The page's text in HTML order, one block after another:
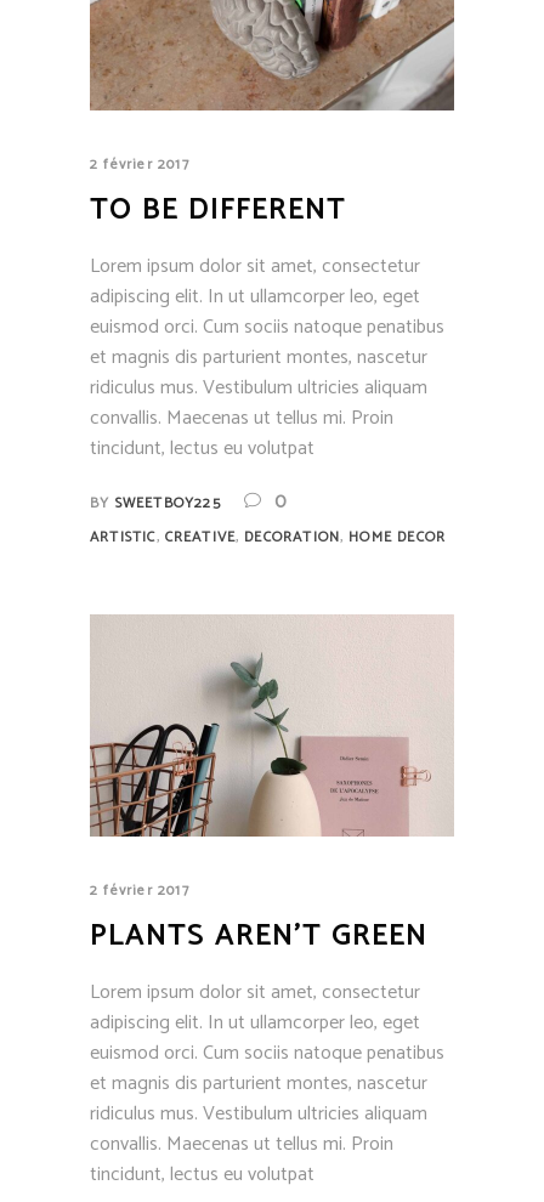
2 février 2017
TO BE DIFFERENT
Lorem ipsum dolor sit amet, consectetur
adipiscing elit. In ut ullamcorper leo, eget
euismod orci. Cum sociis natoque penatibus
et magnis dis parturient montes, nascetur
ridiculus mus. Vestibulum ultricies aliquam
convallis. Maecenas ut tellus mi. Proin
tincidunt, lectus eu volutpat
BY SWEETBOY225 0
ARTISTIC, CREATIVE, DECORATION, HOME DECOR
2 février 2017
PLANTS AREN’T GREEN
Lorem ipsum dolor sit amet, consectetur
adipiscing elit. In ut ullamcorper leo, eget
euismod orci. Cum sociis natoque penatibus
et magnis dis parturient montes, nascetur
ridiculus mus. Vestibulum ultricies aliquam
convallis. Maecenas ut tellus mi. Proin
tincidunt, lectus eu volutpat